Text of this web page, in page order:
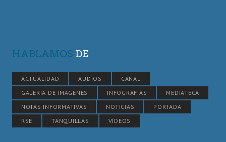
HABLAMOS DE
ACTUALIDAD AUDIOS
CANAL
GALERÍA DE IMÁGENES
INFOGRAFÍAS
MEDIATECA
NOTAS INFORMATIVAS
NOTICIAS
PORTADA
RSE
TANQUILLAS VÍDEOS